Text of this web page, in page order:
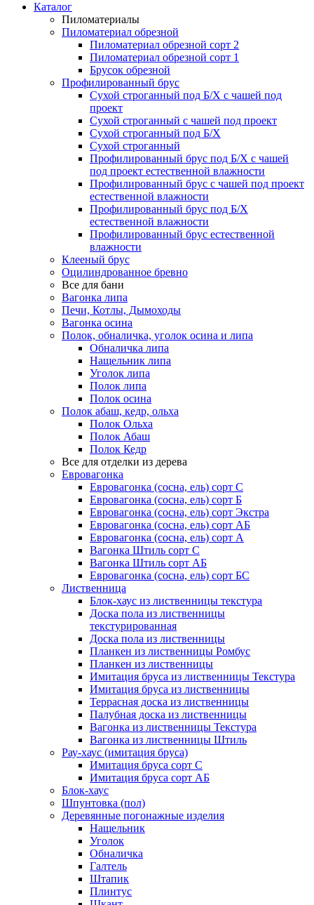
Каталог
Пиломатериалы
Пиломатериал обрезной
Пиломатериал обрезной сорт 2
Пиломатериал обрезной сорт 1
Брусок обрезной
Профилированный брус
Сухой строганный под Б/Х с чашей под
проект
Сухой строганный с чашей под проект
Сухой строганный под Б/Х
Сухой строганный
Профилированный брус под Б/Х с чашей
под проект естественной влажности
Профилированный брус с чашей под проект
естественной влажности
Профилированный брус под Б/Х
естественной влажности
Профилированный брус естественной
влажности
Клееный брус
Оцилиндрованное бревно
Все для бани
Вагонка липа
Печи, Котлы, Дымоходы
Вагонка осина
Полок, обналичка, уголок осина и липа
Обналичка липа
Нащельник липа
Уголок липа
Полок липа
Полок осина
Полок абаш, кедр, ольха
Полок Ольха
Полок Абаш
Полок Кедр
Все для отделки из дерева
Евровагонка
Евровагонка (сосна, ель) сорт С
Евровагонка (сосна, ель) сорт Б
Евровагонка (сосна, ель) сорт Экстра
Евровагонка (сосна, ель) сорт АБ
Евровагонка (сосна, ель) сорт А
Вагонка Штиль сорт С
Вагонка Штиль сорт АБ
Евровагонка (сосна, ель) сорт БС
Лиственница
Блок-хаус из лиственницы текстура
Доска пола из лиственницы
текстурированная
Доска пола из лиственницы
Планкен из лиственницы Ромбус
Планкен из лиственницы
Имитация бруса из лиственницы Текстура
Имитация бруса из лиственницы
Террасная доска из лиственницы
Палубная доска из лиственницы
Вагонка из лиственницы Текстура
Вагонка из лиственницы Штиль
Рау-хаус (имитация бруса)
Имитация бруса сорт С
Имитация бруса сорт АБ
Блок-хаус
Шпунтовка (пол)
Деревянные погонажные изделия
Нащельник
Уголок
Обналичка
Галтель
Штапик
Плинтус